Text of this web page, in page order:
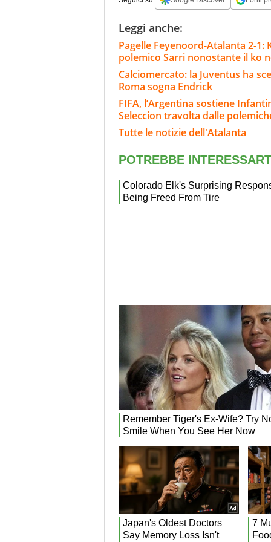
Leggi anche:
Pagelle Feyenoord-Atalanta 2-
polemico Sarri nonostante il ko
Calciomercato: la Juventus ha
Roma sogna Endrick
FIFA, l’Argentina sostiene
Seleccion travolta dalle
Tutte le notizie dell'Atalanta